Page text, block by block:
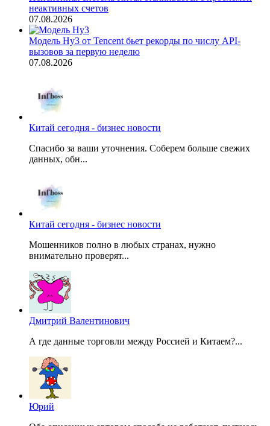
неактивных счетов
07.08.2026
Модель Hy3 от Tencent бьет рекорды по числу API-
вызовов за первую неделю
07.08.2026
Китай сегодня - бизнес новости
Спасибо за ваши уточнения. Соберем больше свежих
данных, обн...
Китай сегодня - бизнес новости
Мошенников полно в любых странах, нужно
внимательно проверят...
Дмитрий Валентинович
А где данные торговли между Россией и Китаем?...
Юрий